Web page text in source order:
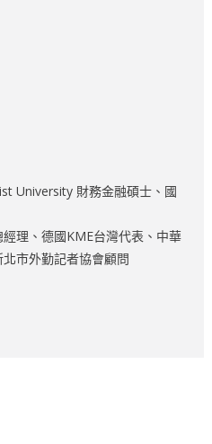
University 財務金融碩士、國
理、德國KME台灣代表、中華
市外勤記者協會顧問